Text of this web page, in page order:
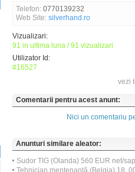
Telefon: 0770139232
Web Site: silverhand.ro
Vizualizari:
91 in ultima luna / 91 vizualizari
Utilizator Id:
#16527
vezi
Comentarii pentru acest anunt:
Nici un comentariu
Anunturi similare aleator:
Sudor TIG (Olanda) 560 EUR net/
Tehnician mentenanță (Belgia) 18,